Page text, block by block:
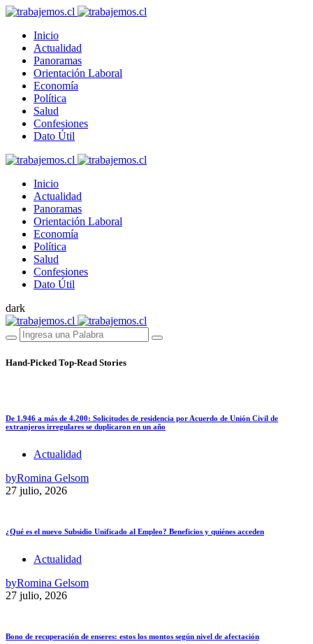
Inicio
Actualidad
Panoramas
Orientación Laboral
Economía
Política
Salud
Confesiones
Dato Útil
Inicio
Actualidad
Panoramas
Orientación Laboral
Economía
Política
Salud
Confesiones
Dato Útil
dark
Hand-Picked Top-Read Stories
De 1.946 a más de 4.200: Solicitudes de residencia por Acuerdo de Unión Civil de
extranjeros irregulares se duplicaron en un año
Actualidad
byRomina Gelsom
27 julio, 2026
¿Qué es el nuevo Subsidio Unificado al Empleo? Beneficios y quiénes acceden
Actualidad
byRomina Gelsom
27 julio, 2026
Bono de recuperación de enseres: estos los montos según nivel de afectación